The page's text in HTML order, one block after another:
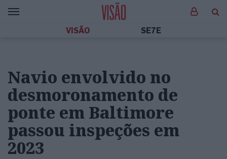
VISÃO SE7E
Navio envolvido no
desmoronamento de
ponte em Baltimore
passou inspeções em
2023